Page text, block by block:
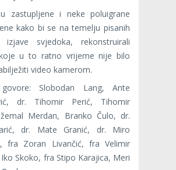
zastupljene i neke poluigrane
kako bi se na temelju pisanih
svjedoka, rekonstruirali
u to ratno vrijeme nije bilo
video kamerom.
Slobodan Lang, Ante
dr. Tihomir Perić, Tihomir
Merdan, Branko Čulo, dr.
dr. Mate Granić, dr. Miro
fra Zoran Livančić, fra Velimir
Skoko, fra Stipo Karajica, Meri